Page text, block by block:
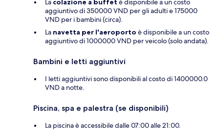
La colazione a buffet è disponibile a un costo
aggiuntivo di 350000 VND per gli adulti e 175000
VND per i bambini (circa).
La navetta per l'aeroporto è disponibile a un costo
aggiuntivo di 1000000 VND per veicolo (solo andata).
Bambini e letti aggiuntivi
I letti aggiuntivi sono disponibili al costo di 1400000.0
VND a notte.
Piscina, spa e palestra (se disponibili)
La piscina è accessibile dalle 07:00 alle 21:00.